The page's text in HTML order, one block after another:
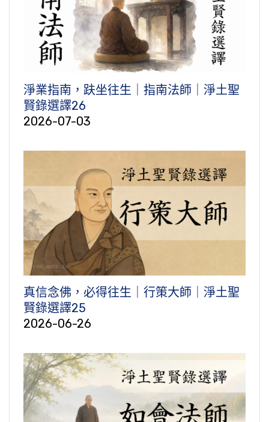
淨業指南，趺坐往生｜指南法師｜淨土聖
賢錄選譯26
2026-07-03
真信念佛，必得往生｜行策大師｜淨土聖
賢錄選譯25
2026-06-26